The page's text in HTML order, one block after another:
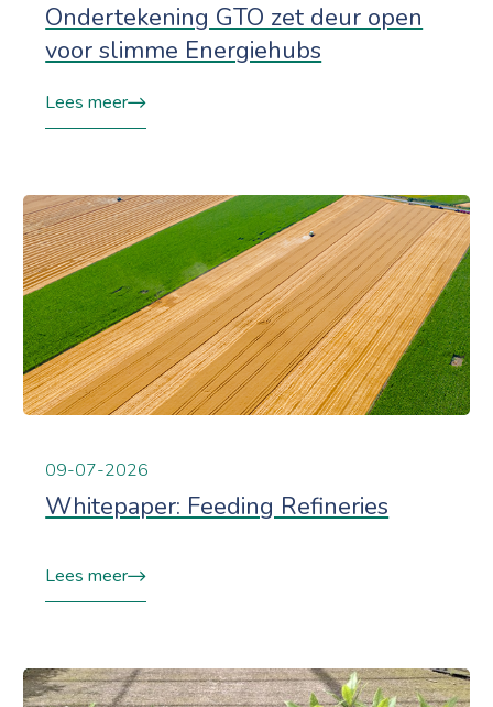
Ondertekening GTO zet deur open
voor slimme Energiehubs
Lees meer
09-07-2026
Whitepaper: Feeding Refineries
Lees meer